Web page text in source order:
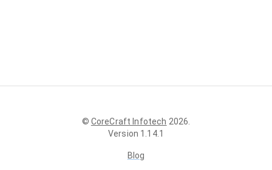
© CoreCraft Infotech 2026
Version 1.14.1
Blog